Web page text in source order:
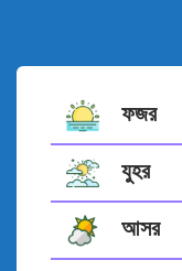
ফজর
যুহর
আসর